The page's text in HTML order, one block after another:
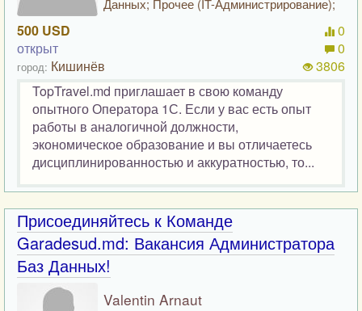
Данных; Прочее (IT-Администрирование);
500 USD
открыт
город: Кишинёв
0
0
3806
TopTravel.md приглашает в свою команду
опытного Оператора 1С. Если у вас есть опыт
работы в аналогичной должности,
экономическое образование и вы отличаетесь
дисциплинированностью и аккуратностью, то...
Присоединяйтесь к Команде
Garadesud.md: Вакансия Администратора
Баз Данных!
Valentin Arnaut